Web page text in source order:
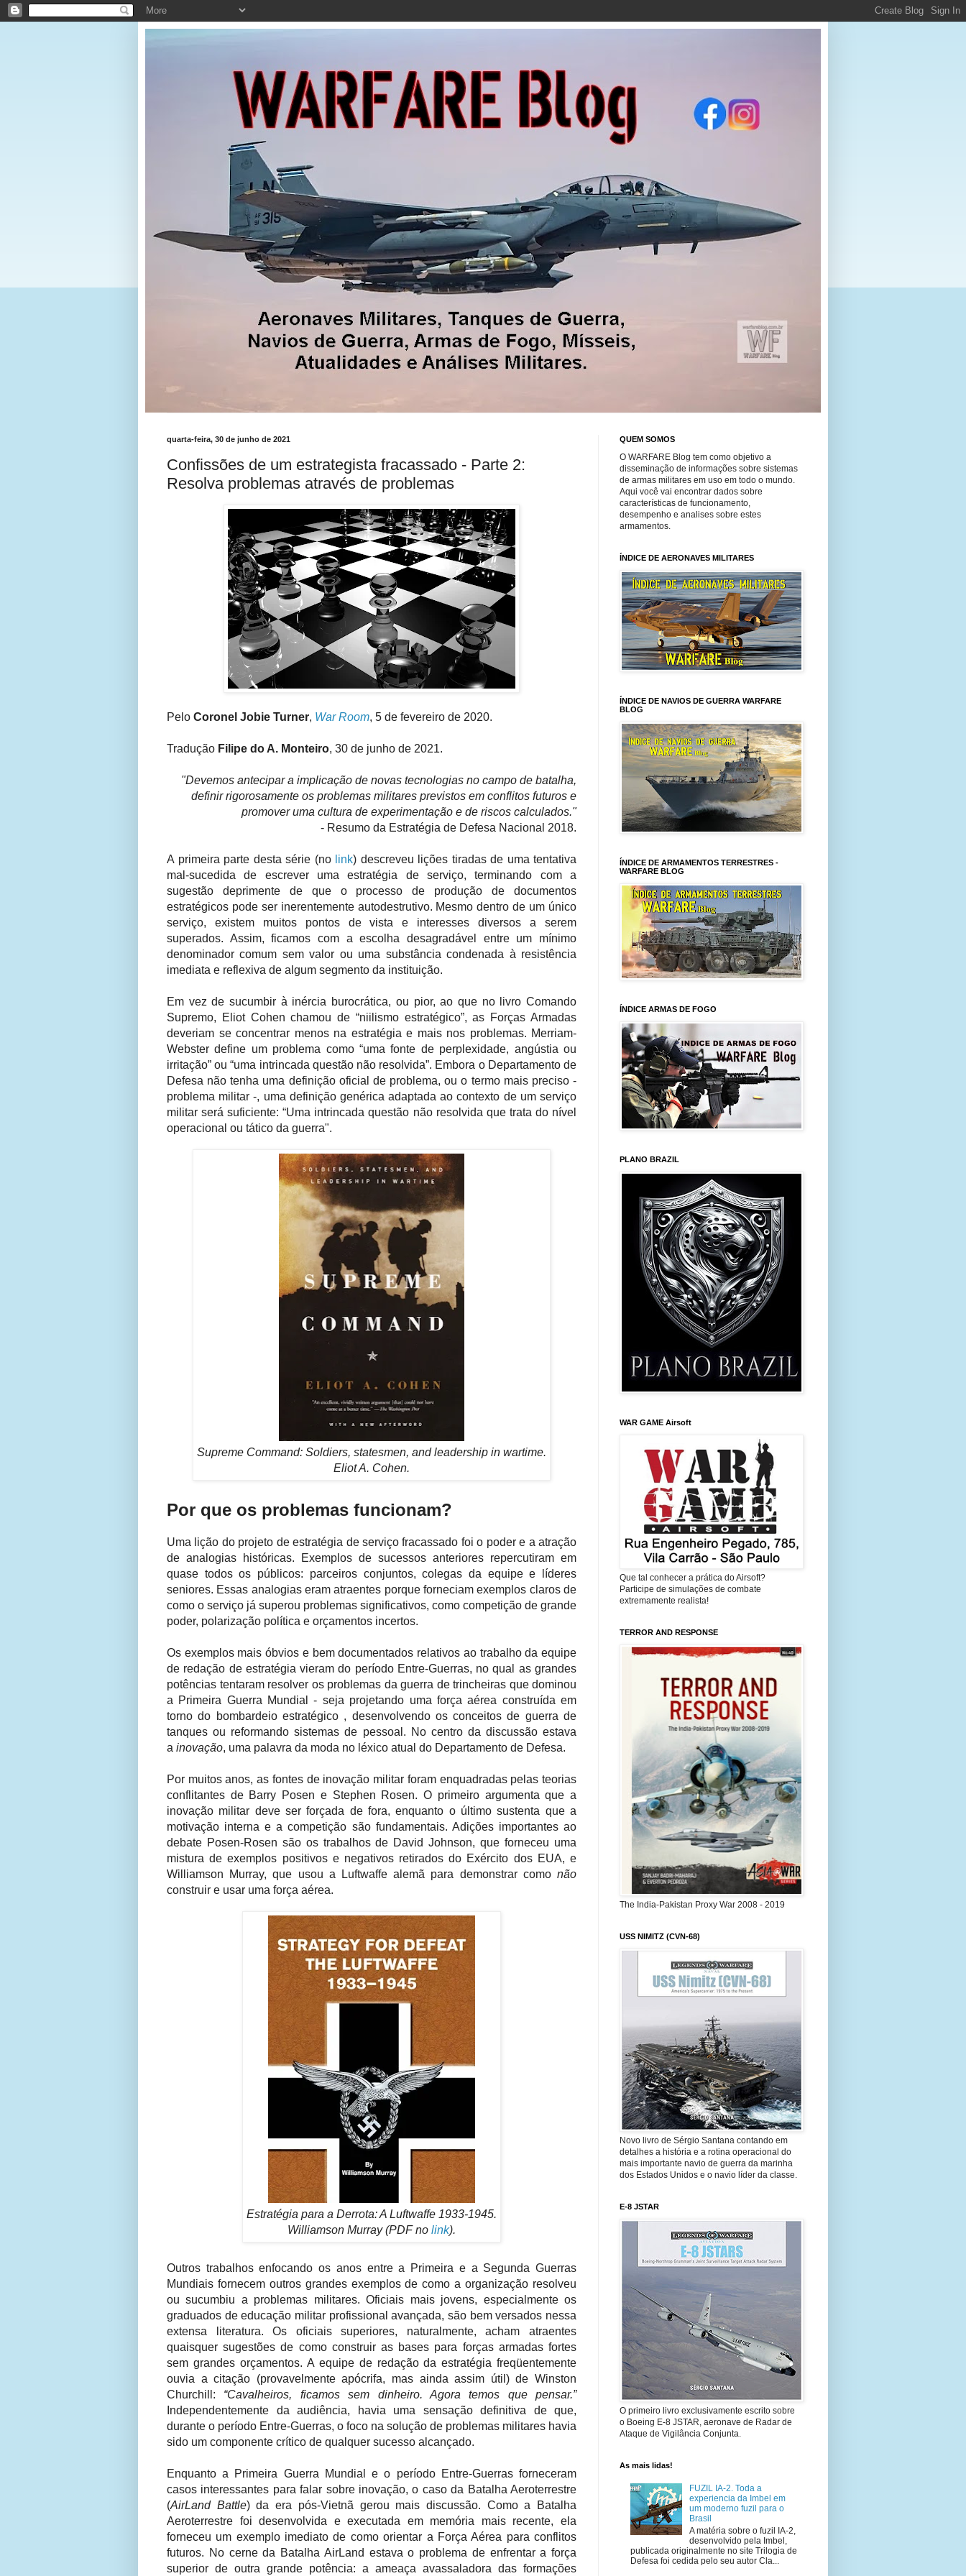
quarta-feira, 30 de junho de 2021
Confissões de um estrategista fracassado - Parte 2:
Resolva problemas através de problemas
Pelo Coronel Jobie Turner, War Room, 5 de fevereiro de 2020.
Tradução Filipe do A. Monteiro, 30 de junho de 2021.
"Devemos antecipar a implicação de novas tecnologias no campo de batalha,
definir rigorosamente os problemas militares previstos em conflitos futuros e
promover uma cultura de experimentação e de riscos calculados."
- Resumo da Estratégia de Defesa Nacional 2018.
A primeira parte desta série (no link) descreveu lições tiradas de uma tentativa
mal-sucedida de escrever uma estratégia de serviço, terminando com a
sugestão deprimente de que o processo de produção de documentos
estratégicos pode ser inerentemente autodestrutivo. Mesmo dentro de um único
serviço, existem muitos pontos de vista e interesses diversos a serem
superados. Assim, ficamos com a escolha desagradável entre um mínimo
denominador comum sem valor ou uma substância condenada à resistência
imediata e reflexiva de algum segmento da instituição.
Em vez de sucumbir à inércia burocrática, ou pior, ao que no livro Comando
Supremo, Eliot Cohen chamou de “niilismo estratégico”, as Forças Armadas
deveriam se concentrar menos na estratégia e mais nos problemas. Merriam-
Webster define um problema como “uma fonte de perplexidade, angústia ou
irritação” ou “uma intrincada questão não resolvida”. Embora o Departamento de
Defesa não tenha uma definição oficial de problema, ou o termo mais preciso -
problema militar -, uma definição genérica adaptada ao contexto de um serviço
militar será suficiente: “Uma intrincada questão não resolvida que trata do nível
operacional ou tático da guerra".
Supreme Command: Soldiers, statesmen, and leadership in wartime.
Eliot A. Cohen.
Por que os problemas funcionam?
Uma lição do projeto de estratégia de serviço fracassado foi o poder e a atração
de analogias históricas. Exemplos de sucessos anteriores repercutiram em
quase todos os públicos: parceiros conjuntos, colegas da equipe e líderes
seniores. Essas analogias eram atraentes porque forneciam exemplos claros de
como o serviço já superou problemas significativos, como competição de grande
poder, polarização política e orçamentos incertos.
Os exemplos mais óbvios e bem documentados relativos ao trabalho da equipe
de redação de estratégia vieram do período Entre-Guerras, no qual as grandes
potências tentaram resolver os problemas da guerra de trincheiras que dominou
a Primeira Guerra Mundial - seja projetando uma força aérea construída em
torno do bombardeio estratégico , desenvolvendo os conceitos de guerra de
tanques ou reformando sistemas de pessoal. No centro da discussão estava
a inovação, uma palavra da moda no léxico atual do Departamento de Defesa.
Por muitos anos, as fontes de inovação militar foram enquadradas pelas teorias
conflitantes de Barry Posen e Stephen Rosen. O primeiro argumenta que a
inovação militar deve ser forçada de fora, enquanto o último sustenta que a
motivação interna e a competição são fundamentais. Adições importantes ao
debate Posen-Rosen são os trabalhos de David Johnson, que forneceu uma
mistura de exemplos positivos e negativos retirados do Exército dos EUA, e
Williamson Murray, que usou a Luftwaffe alemã para demonstrar como não
construir e usar uma força aérea.
Estratégia para a Derrota: A Luftwaffe 1933-1945.
Williamson Murray (PDF no link).
Outros trabalhos enfocando os anos entre a Primeira e a Segunda Guerras
Mundiais fornecem outros grandes exemplos de como a organização resolveu
ou sucumbiu a problemas militares. Oficiais mais jovens, especialmente os
graduados de educação militar profissional avançada, são bem versados nessa
extensa literatura. Os oficiais superiores, naturalmente, acham atraentes
quaisquer sugestões de como construir as bases para forças armadas fortes
sem grandes orçamentos. A equipe de redação da estratégia freqüentemente
ouvia a citação (provavelmente apócrifa, mas ainda assim útil) de Winston
Churchill: “Cavalheiros, ficamos sem dinheiro. Agora temos que pensar.”
Independentemente da audiência, havia uma sensação definitiva de que,
durante o período Entre-Guerras, o foco na solução de problemas militares havia
sido um componente crítico de qualquer sucesso alcançado.
Enquanto a Primeira Guerra Mundial e o período Entre-Guerras forneceram
casos interessantes para falar sobre inovação, o caso da Batalha Aeroterrestre
(AirLand Battle)da era pós-Vietnã gerou mais discussão. Como a Batalha
Aeroterrestre foi desenvolvida e executada em memória mais recente, ela
forneceu um exemplo imediato de como orientar a Força Aérea para conflitos
futuros. No cerne da Batalha AirLand estava o problema de enfrentar a força
superior de outra grande potência: a ameaça avassaladora das formações
QUEM SOMOS
O WARFARE Blog tem como objetivo a
disseminação de informações sobre sistemas
de armas militares em uso em todo o mundo.
Aqui você vai encontrar dados sobre
características de funcionamento,
desempenho e analises sobre estes
armamentos.
ÍNDICE DE AERONAVES MILITARES
ÍNDICE DE NAVIOS DE GUERRA WARFARE
BLOG
ÍNDICE DE ARMAMENTOS TERRESTRES -
WARFARE BLOG
ÍNDICE ARMAS DE FOGO
PLANO BRAZIL
WAR GAME Airsoft
Que tal conhecer a prática do Airsoft?
Participe de simulações de combate
extremamente realista!
TERROR AND RESPONSE
The India-Pakistan Proxy War 2008 - 2019
USS NIMITZ (CVN-68)
Novo livro de Sérgio Santana contando em
detalhes a história e a rotina operacional do
mais importante navio de guerra da marinha
dos Estados Unidos e o navio líder da classe.
E-8 JSTAR
O primeiro livro exclusivamente escrito sobre
o Boeing E-8 JSTAR, aeronave de Radar de
Ataque de Vigilância Conjunta.
As mais lidas!
FUZIL IA-2. Toda a
experiencia da Imbel em
um moderno fuzil para o
Brasil
A matéria sobre o fuzil IA-2,
desenvolvido pela Imbel,
publicada originalmente no site Trilogia de
Defesa foi cedida pelo seu autor Cla...